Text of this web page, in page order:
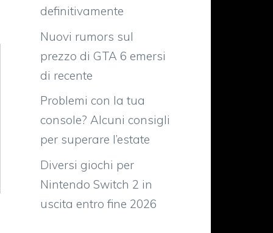
definitivamente
Nuovi rumors sul
prezzo di GTA 6 emersi
di recente
Problemi con la tua
console? Alcuni consigli
per superare l’estate
Diversi giochi per
Nintendo Switch 2 in
uscita entro fine 2026